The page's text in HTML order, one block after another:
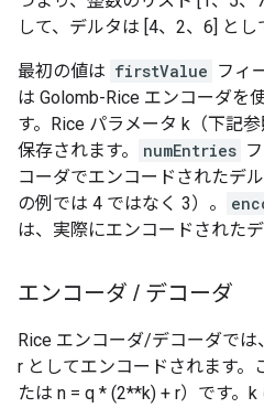
して、デルタは [4、2、6] とし
最初の値は firstValue フィ
は Golomb-Rice エンコーダを
す。Rice パラメータ k（下記
保存されます。
numEntries
コーダでエンコードされたデ
の例では 4 ではなく 3）。
は、実際にエンコードされたデ
エンコーダ / デコーダ
Rice エンコーダ/デコーダでは
r としてエンコードされます。
たは n = q * (2**k) + r）です。